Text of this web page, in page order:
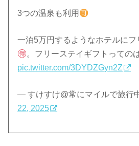
3つの温泉も利用
一泊5万円するようなホテルに
。フリーステイギフトっての
pic.twitter.com/3DYDZGyn2Z
— すけすけ@常にマイルで旅行
22, 2025